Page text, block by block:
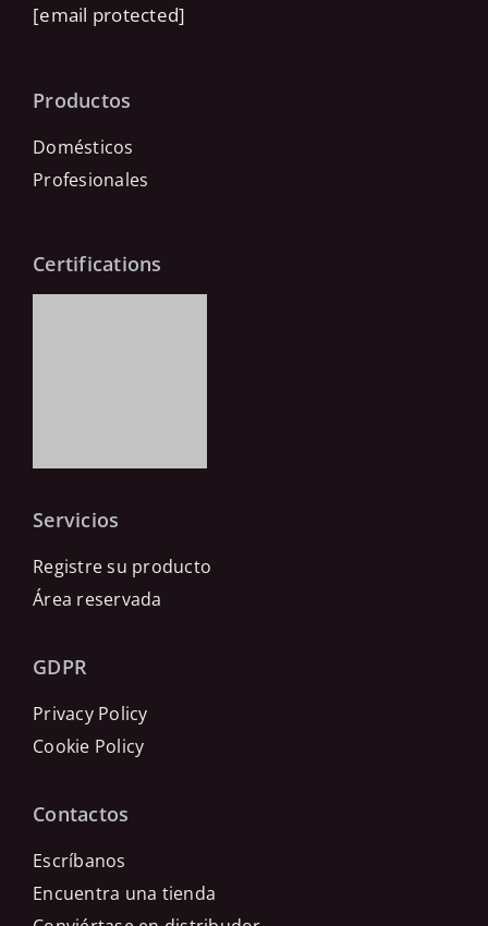
[email protected]
Productos
Domésticos
Profesionales
Certifications
Servicios
Registre su producto
Área reservada
GDPR
Privacy Policy
Cookie Policy
Contactos
Escríbanos
Encuentra una tienda